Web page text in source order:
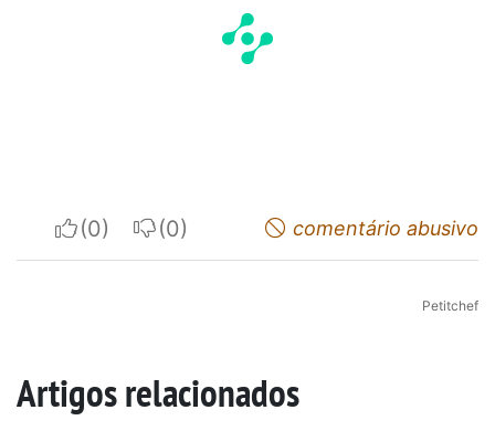
I apreciateI do not appreciatecomentário abusivo
Petitchef
Artigos relacionados